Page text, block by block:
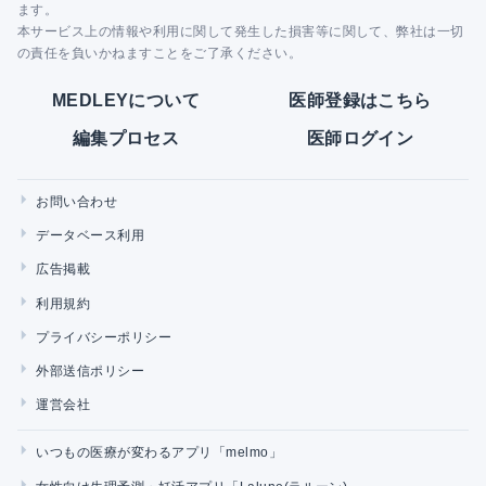
ます。
本サービス上の情報や利用に関して発生した損害等に関して、弊社は一切
の責任を負いかねますことをご了承ください。
MEDLEYについて 医師登録はこちら
編集プロセス 医師ログイン
お問い合わせ
データベース利用
広告掲載
利用規約
プライバシーポリシー
外部送信ポリシー
運営会社
いつもの医療が変わるアプリ「melmo」